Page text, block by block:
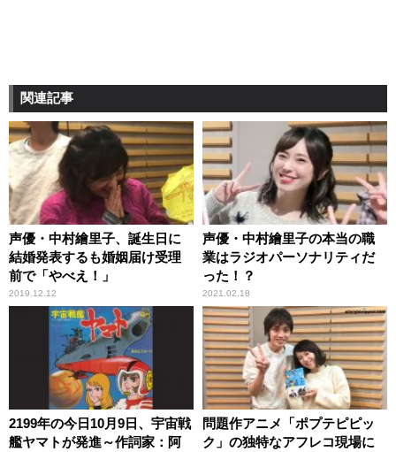
関連記事
声優・中村繪里子、誕生日に
結婚発表するも婚姻届け受理
前で「やべえ！」
2019.12.12
声優・中村繪里子の本当の職
業はラジオパーソナリティだ
った！？
2021.02.18
2199年の今日10月9日、宇宙戦
艦ヤマトが発進～作詞家：阿
問題作アニメ「ポプテピピッ
ク」の独特なアフレコ現場に